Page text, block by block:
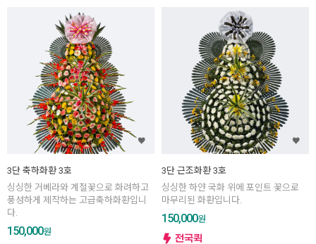
3단 축하화환 3호
싱싱한 거베라와 계절꽃으로 화려하고
풍성하게 제작하는 고급축하화환입니
다.
150,000원
3단 근조화환 3호
싱싱한 하얀 국화 위에 포인트 꽃으로
마무리된 화환입니다.
150,000원